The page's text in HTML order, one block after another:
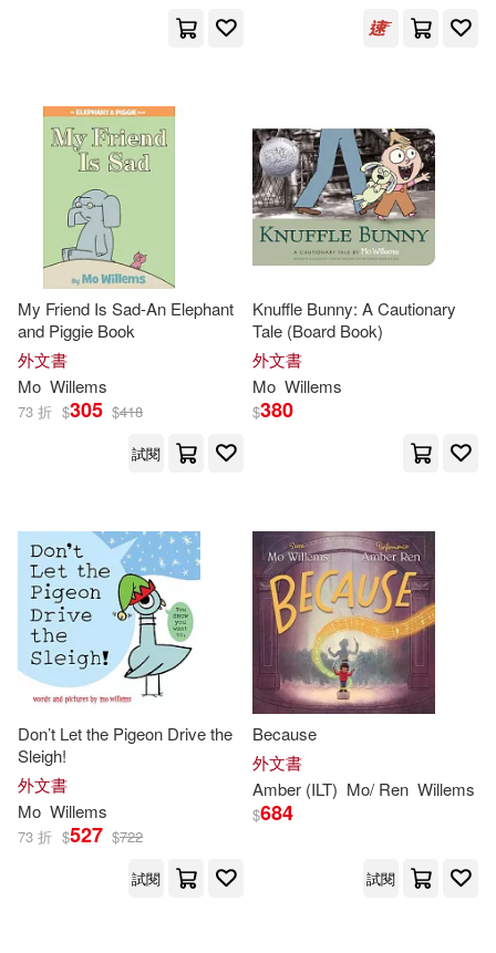
My Friend Is Sad-An Elephant
and Piggie Book
外文書
Mo Willems
73 折 $305 $418
試閱
Knuffle Bunny: A Cautionary
Tale (Board Book)
外文書
Mo Willems
$380
Don’t Let the Pigeon Drive the
Sleigh!
外文書
Mo Willems
73 折 $527 $722
試閱
Because
外文書
Amber (ILT) Mo/ Ren Willems
$684
試閱